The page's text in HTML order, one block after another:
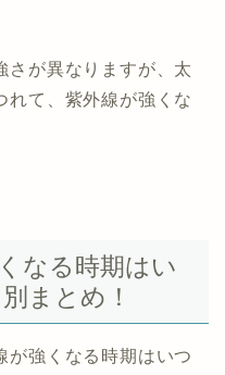
さが異なりますが、太
れて、紫外線が強くな
なる時期はい
まとめ！
が強くなる時期はいつ